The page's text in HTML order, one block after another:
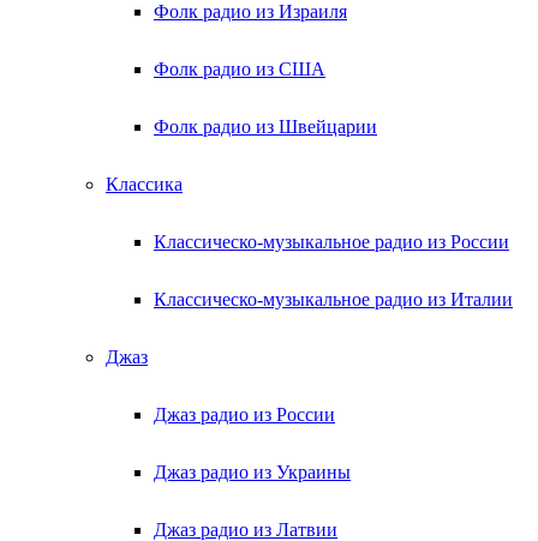
Фолк радио из Израиля
Фолк радио из США
Фолк радио из Швейцарии
Классика
Классическо-музыкальное радио из России
Классическо-музыкальное радио из Италии
Джаз
Джаз радио из России
Джаз радио из Украины
Джаз радио из Латвии